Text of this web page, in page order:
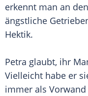
erkennt man an
ängstliche
Hektik.
Petra glaubt, ihr
Vielleicht habe er
immer als